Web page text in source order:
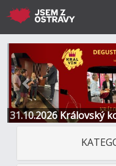
31.10.2026 Královský
Restaurace a Hotel
Předchozí